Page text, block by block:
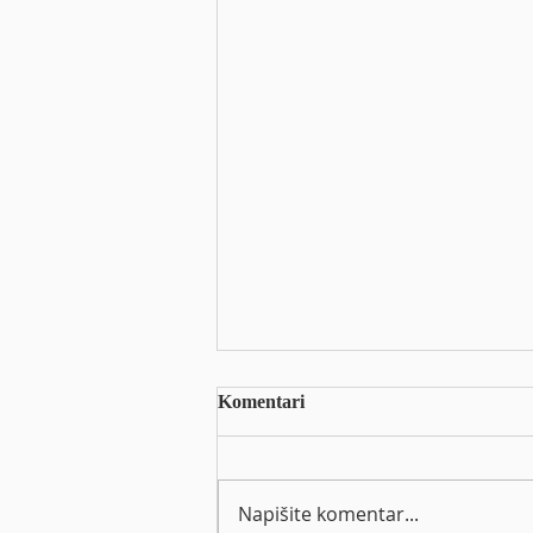
Arena Hospitality Group d.d. -
Informacija o stjecanju
vlastitih dionica
Komentari
Napišite komentar...